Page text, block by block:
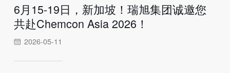
6月15-19日，新加坡！瑞旭集团诚邀您
共赴Chemcon Asia 2026！
2026-05-11